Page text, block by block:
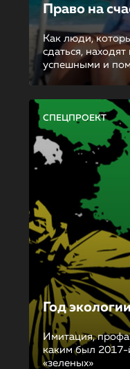
Право на
Как люди,
сдаться,
успешными и
СПЕЦПРОЕКТ
Год
Имитация,
каким был 2017-
«зеленых»